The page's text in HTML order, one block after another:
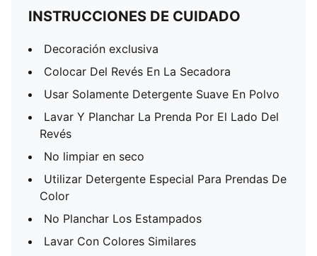
INSTRUCCIONES DE CUIDADO
Decoración exclusiva
Colocar Del Revés En La Secadora
Usar Solamente Detergente Suave En Polvo
Lavar Y Planchar La Prenda Por El Lado Del
Revés
No limpiar en seco
Utilizar Detergente Especial Para Prendas De
Color
No Planchar Los Estampados
Lavar Con Colores Similares